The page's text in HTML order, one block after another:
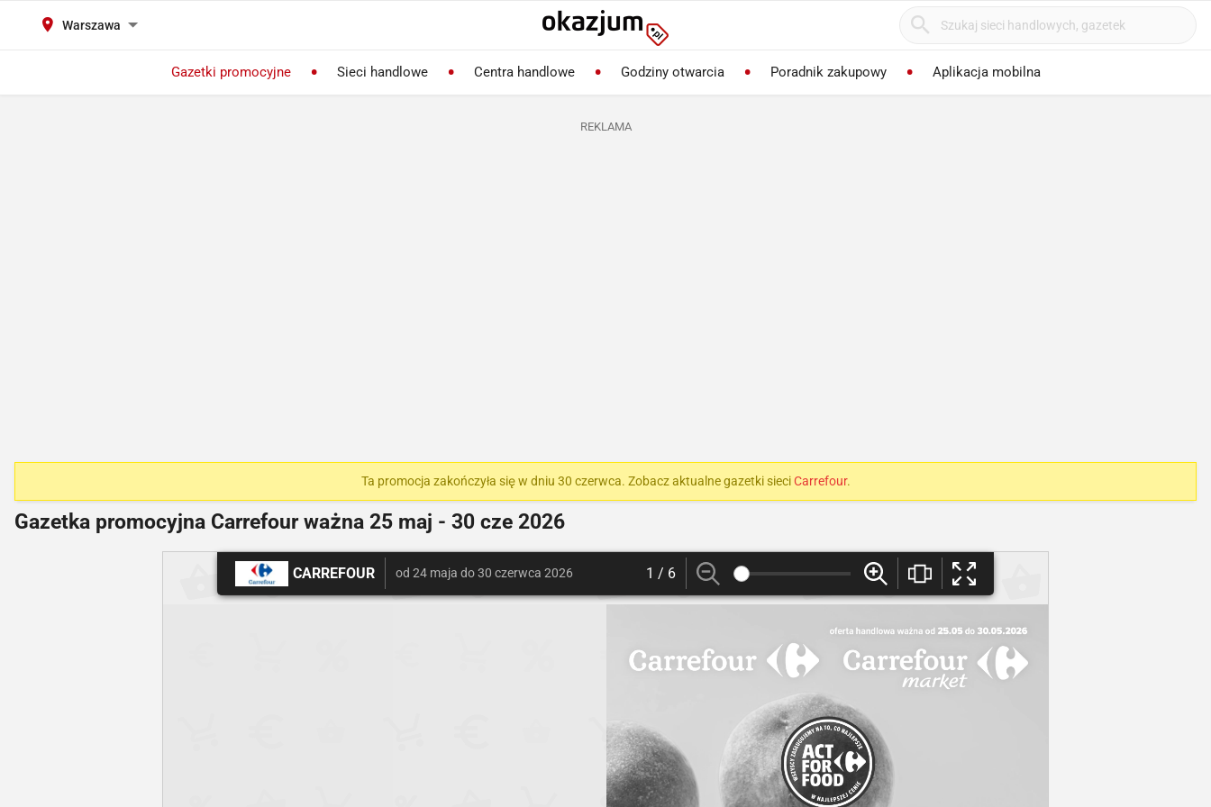
Warszawa
Gazetki promocyjne Sieci handlowe Centra handlowe Godziny otwarcia Poradnik zakupowy Aplikacja mobilna
REKLAMA
Ta promocja zakończyła się w dniu 30 czerwca. Zobacz aktualne gazetki sieciCarrefour.
Gazetka promocyjna Carrefour ważna 25 maj - 30 cze 2026
CARREFOUR od 24 maja do 30 czerwca 2026 1 / 6